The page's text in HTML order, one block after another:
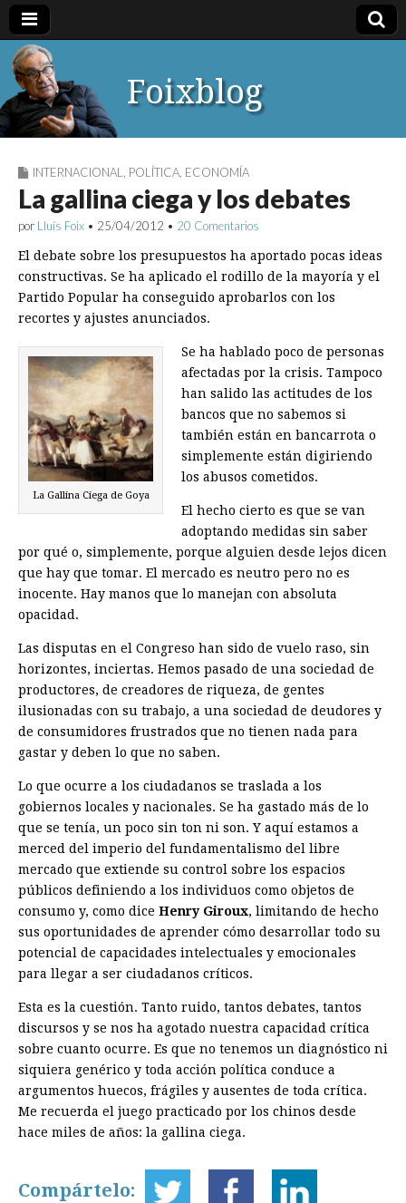
Foixblog
INTERNACIONAL POLÍTICA ECONOMÍA
La gallina ciega y los debates
por Lluís Foix • 25/04/2012 • 20 Comentarios
El debate sobre los presupuestos ha aportado pocas ideas
constructivas. Se ha aplicado el rodillo de la mayoría y el
Partido Popular ha conseguido aprobarlos con los
recortes y ajustes anunciados.
La Gallina Ciega de Goya
Se ha hablado poco de personas
afectadas por la crisis. Tampoco
han salido las actitudes de los
bancos que no sabemos si
también están en bancarrota o
simplemente están digiriendo
los abusos cometidos.
El hecho cierto es que se van
adoptando medidas sin saber
por qué o, simplemente, porque alguien desde lejos dicen
que hay que tomar. El mercado es neutro pero no es
inocente. Hay manos que lo manejan con absoluta
opacidad.
Las disputas en el Congreso han sido de vuelo raso, sin
horizontes, inciertas. Hemos pasado de una sociedad de
productores, de creadores de riqueza, de gentes
ilusionadas con su trabajo, a una sociedad de deudores y
de consumidores frustrados que no tienen nada para
gastar y deben lo que no saben.
Lo que ocurre a los ciudadanos se traslada a los
gobiernos locales y nacionales. Se ha gastado más de lo
que se tenía, un poco sin ton ni son. Y aquí estamos a
merced del imperio del fundamentalismo del libre
mercado que extiende su control sobre los espacios
públicos definiendo a los individuos como objetos de
consumo y, como dice Henry Giroux, limitando de hecho
sus oportunidades de aprender cómo desarrollar todo su
potencial de capacidades intelectuales y emocionales
para llegar a ser ciudadanos críticos.
Esta es la cuestión. Tanto ruido, tantos debates, tantos
discursos y se nos ha agotado nuestra capacidad crítica
sobre cuanto ocurre. Es que no tenemos un diagnóstico ni
siquiera genérico y toda acción política conduce a
argumentos huecos, frágiles y ausentes de toda crítica.
Me recuerda el juego practicado por los chinos desde
hace miles de años: la gallina ciega.
Compártelo: